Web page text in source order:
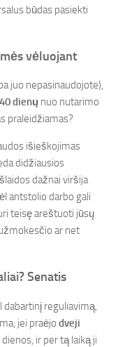
būdas pasiekti
vėluojant
juo nepasinaudojote),
40 dienų nuo nutarimo
praleidžiamas?
išieškojimas
didžiausios
dažnai viršija
antstolio darbo gali
teisę areštuoti jūsų
ar net
Senatis
reguliavimą,
jei praėjo dveji
ir per tą laiką ji